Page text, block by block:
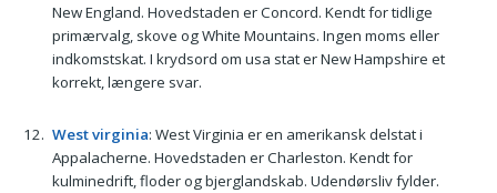
New England. Hovedstaden er Concord. Kendt for tidlige
primærvalg, skove og White Mountains. Ingen moms eller
indkomstskat. I krydsord om usa stat er New Hampshire et
korrekt, længere svar.
West virginia: West Virginia er en amerikansk delstat i
Appalacherne. Hovedstaden er Charleston. Kendt for
kulminedrift, floder og bjerglandskab. Udendørsliv fylder.